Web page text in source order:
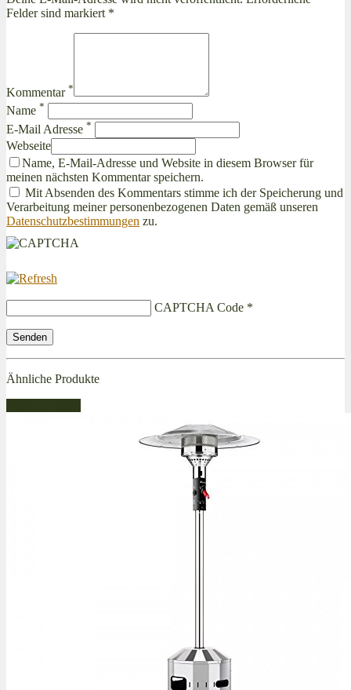
Felder sind markiert *
Kommentar *
Name *
E-Mail Adresse *
Webseite
Name, E-Mail-Adresse und Website in diesem Browser für
meinen nächsten Kommentar speichern.
Mit Absenden des Kommentars stimme ich der Speicherung und
Verarbeitung meiner personenbezogenen Daten gemäß unseren
Datenschutzbestimmungen zu.
CAPTCHA Code *
Ähnliche Produkte